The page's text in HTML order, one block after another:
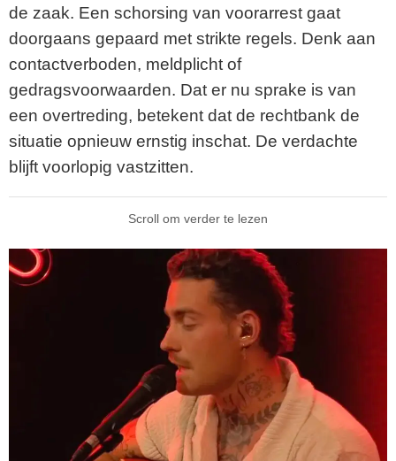
de zaak. Een schorsing van voorarrest gaat
doorgaans gepaard met strikte regels. Denk aan
contactverboden, meldplicht of
gedragsvoorwaarden. Dat er nu sprake is van
een overtreding, betekent dat de rechtbank de
situatie opnieuw ernstig inschat. De verdachte
blijft voorlopig vastzitten.
Scroll om verder te lezen